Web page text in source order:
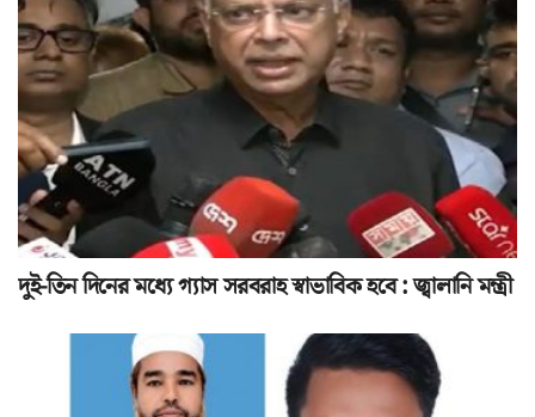
দুই-তিন দিনের মধ্যে গ্যাস সরবরাহ স্বাভাবিক হবে : জ্বালানি মন্ত্রী